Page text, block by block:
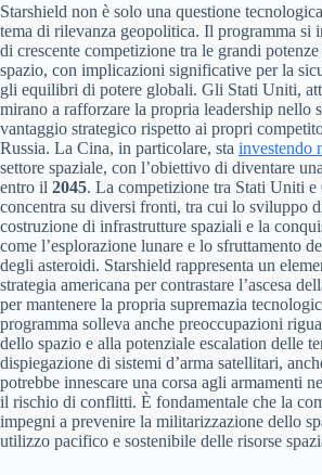
Starshield non è solo una questione
tema di rilevanza geopolitica. Il programma si
di crescente competizione tra le grandi
spazio, con implicazioni significative per la
gli equilibri di potere globali. Gli Stati Uniti,
mirano a rafforzare la propria leadership nello
vantaggio strategico rispetto ai propri
Russia. La Cina, in particolare, sta investendo
settore spaziale, con l’obiettivo di diventare
entro il 2045. La competizione tra Stati Uniti e
concentra su diversi fronti, tra cui lo sviluppo
costruzione di infrastrutture spaziali e la
come l’esplorazione lunare e lo sfruttamento
degli asteroidi. Starshield rappresenta un
strategia americana per contrastare l’ascesa
per mantenere la propria supremazia
programma solleva anche preoccupazioni
dello spazio e alla potenziale escalation delle
dispiegazione di sistemi d’arma satellitari,
potrebbe innescare una corsa agli armamenti
il rischio di conflitti. È fondamentale che la
impegni a prevenire la militarizzazione dello
utilizzo pacifico e sostenibile delle risorse